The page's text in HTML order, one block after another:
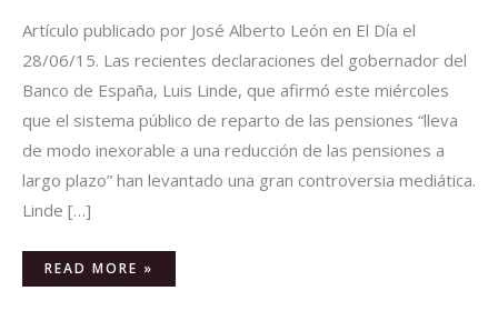
Artículo publicado por José Alberto León en El Día el
28/06/15. Las recientes declaraciones del gobernador del
Banco de España, Luis Linde, que afirmó este miércoles
que el sistema público de reparto de las pensiones “lleva
de modo inexorable a una reducción de las pensiones a
largo plazo” han levantado una gran controversia mediática.
Linde […]
READ MORE »